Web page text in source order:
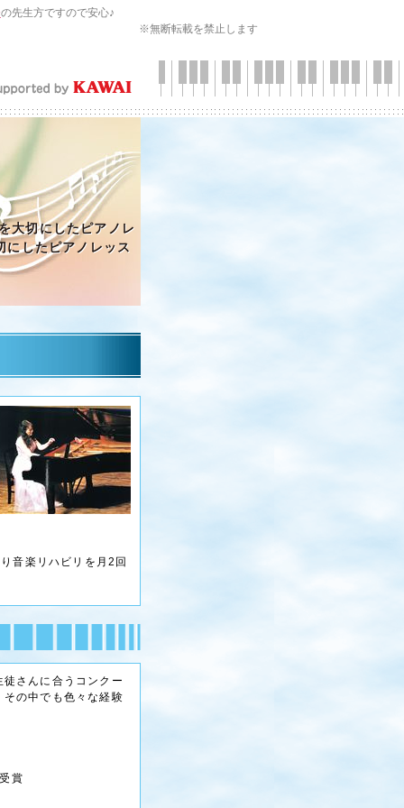
の先生方ですので安心♪
※無断転載を禁止します
大切にしたピアノレ
にしたピアノレッス
音楽リハビリを月2回
さんに合うコンクー
の中でも色々な経験
賞